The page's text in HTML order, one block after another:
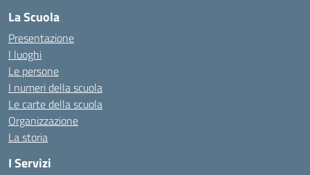
La Scuola
Presentazione
I luoghi
Le persone
I numeri della scuola
Le carte della scuola
Organizzazione
La storia
I Servizi